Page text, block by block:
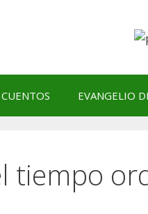
CUENTOS EVANGELIO
tiempo